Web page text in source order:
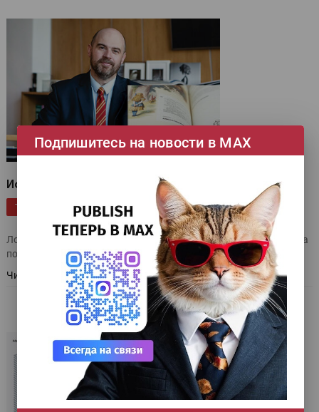
Исторический номер
ТЕГИ От редактора|Publish | Бумага|Расходные материалы
Бумага, картон|Книжная печать|Эксклюзив |
Логично было бы сделать номер с темой «Книжная печать» на
подходящей бумаге — мы так и сделали.
Читать далее
Подпишитесь на новости в МАХ